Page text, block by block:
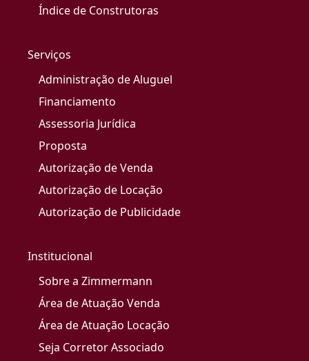
Índice de Construtoras
Serviços
Administração de Aluguel
Financiamento
Assessoria Jurídica
Proposta
Autorização de Venda
Autorização de Locação
Autorização de Publicidade
Institucional
Sobre a Zimmermann
Área de Atuação Venda
Área de Atuação Locação
Seja Corretor Associado